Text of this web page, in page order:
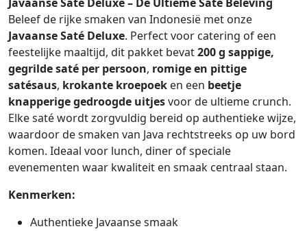
Javaanse Saté Deluxe – De Ultieme Saté Beleving
Beleef de rijke smaken van Indonesië met onze
Javaanse Saté Deluxe. Perfect voor catering of een
feestelijke maaltijd, dit pakket bevat200 g sappige,
gegrilde saté per persoon, romige en pittige
satésaus, krokante kroepoek en een beetje
knapperige gedroogde uitjesvoor de ultieme crunch.
Elke saté wordt zorgvuldig bereid op authentieke wijze,
waardoor de smaken van Java rechtstreeks op uw bord
komen. Ideaal voor lunch, diner of speciale
evenementen waar kwaliteit en smaak centraal staan.
Kenmerken:
Authentieke Javaanse smaak